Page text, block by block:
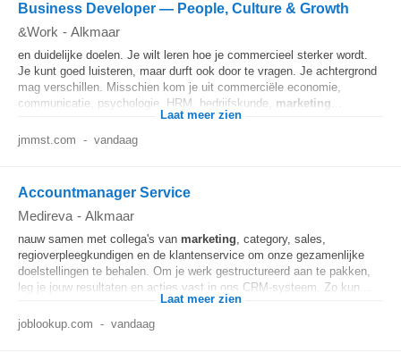
Business Developer — People, Culture & Growth
&Work - Alkmaar
en duidelijke doelen. Je wilt leren hoe je commercieel sterker wordt.
Je kunt goed luisteren, maar durft ook door te vragen. Je achtergrond
mag verschillen. Misschien kom je uit commerciële economie,
communicatie, psychologie, HRM, bedrijfskunde, marketing
Laat meer zien
jmmst.com - vandaag
Accountmanager Service
Medireva - Alkmaar
nauw samen met collega's van marketing, category, sales,
regioverpleegkundigen en de klantenservice om onze gezamenlijke
doelstellingen te behalen. Om je werk gestructureerd aan te pakken,
leg je jouw resultaten en acties vast in ons CRM-systeem. Zo kun...
Laat meer zien
joblookup.com - vandaag